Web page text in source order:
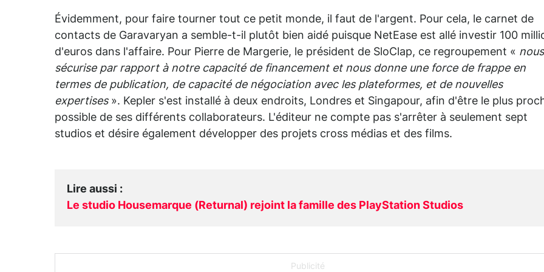
Évidemment, pour faire tourner tout ce petit monde, il faut de l'argent. Pour cela, le carnet de
contacts de Garavaryan a semble-t-il plutôt bien aidé puisque NetEase est allé investir 100
d'euros dans l'affaire. Pour Pierre de Margerie, le président de SloClap, ce regroupement « nous
sécurise par rapport à notre capacité de financement et nous donne une force de frappe en
termes de publication, de capacité de négociation avec les plateformes, et de nouvelles
expertises ». Kepler s'est installé à deux endroits, Londres et Singapour, afin d'être le plus
possible de ses différents collaborateurs. L'éditeur ne compte pas s'arrêter à seulement sept
studios et désire également développer des projets cross médias et des films.
Lire aussi :
Le studio Housemarque (Returnal) rejoint la famille des PlayStation Studios
Publicité